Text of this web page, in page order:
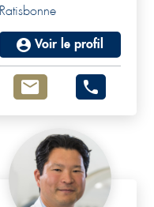
Ratisbonne
Voir le profil